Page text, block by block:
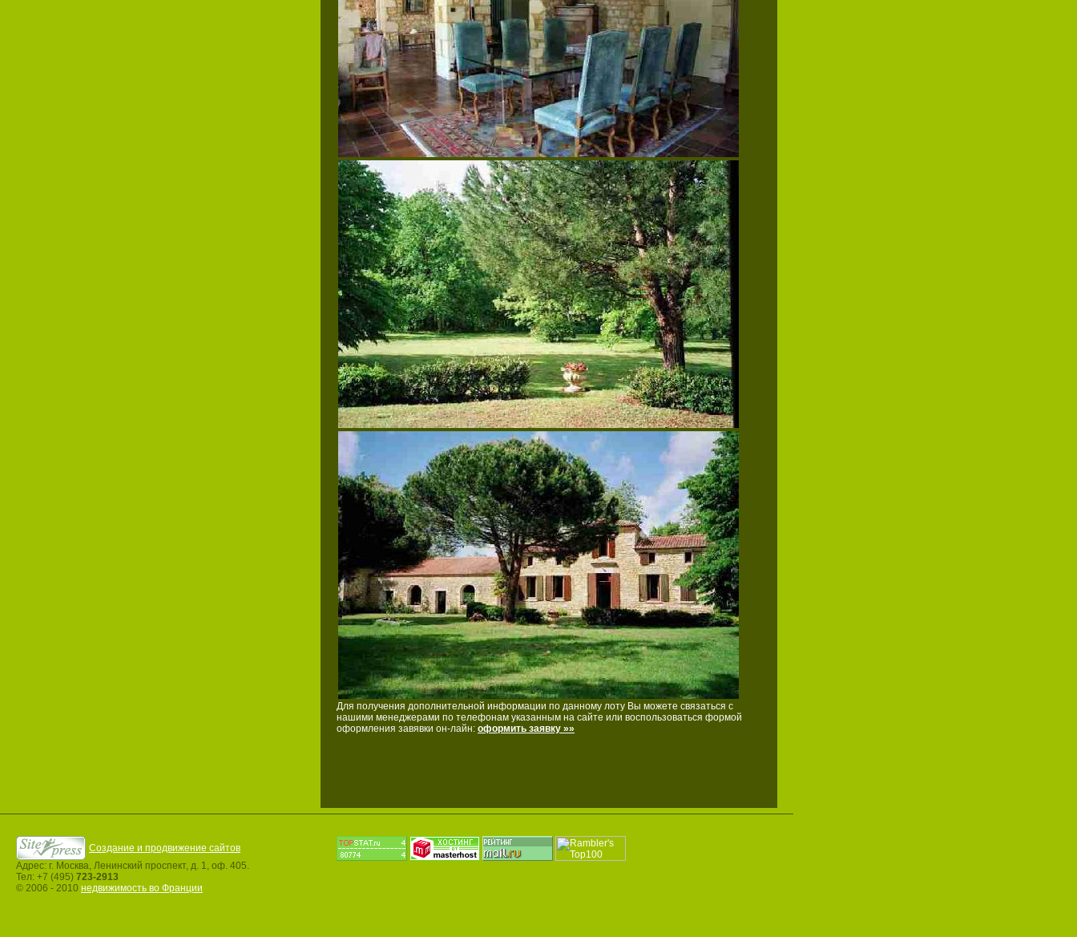
Для получения дополнительной информации по данному лоту Вы можете связаться с
нашими менеджерами по телефонам указанным на сайте или воспользоваться формой
оформления завявки он-лайн: оформить заявку »»
Создание и продвижение сайтов
Адрес: г. Москва, Ленинский проспект, д. 1, оф. 405.
Тел: +7 (495) 723-2913
© 2006 - 2010 недвижимость во Франции